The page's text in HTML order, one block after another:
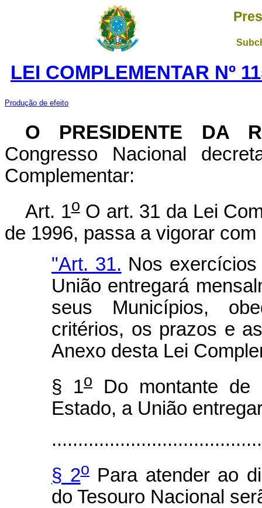
LEI COMPLEMENTAR Nº
Produção de efeito
O PRESIDENTE DA
Congresso Nacional
Complementar:
Art. 1oO art. 31 da Lei
de 1996, passa a vigorar
"Art. 31. Nos
União entregará
seus Municípios,
critérios, os prazos e
Anexo desta Lei
§ 1oDo montante de
Estado, a União
§ 2oPara atender ao
do Tesouro Nacional